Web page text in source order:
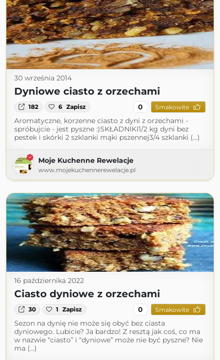
30 września 2014
Dyniowe ciasto z orzechami
182 6 Zapisz 0 Smakowite
Aromatyczne, korzenne ciasto z dyni z orzechami -
spróbujcie - jest pyszne :)SKŁADNIKI1/2 kg dyni bez
pestek i skórki 2 szklanki mąki pszennej3/4 szklanki (...)
Moje Kuchenne Rewelacje
www.mojekuchennerewelacje.pl
16 października 2022
Ciasto dyniowe z orzechami
30 1 Zapisz 0 Smakowite
Sezon na dynię nie może się obyć bez ciasta
dyniowego. Lubicie? Ja bardzo! Z resztą jak coś, co ma
w nazwie “ciasto” i “dyniowe” może nie być pyszne? Nie
ma (...)